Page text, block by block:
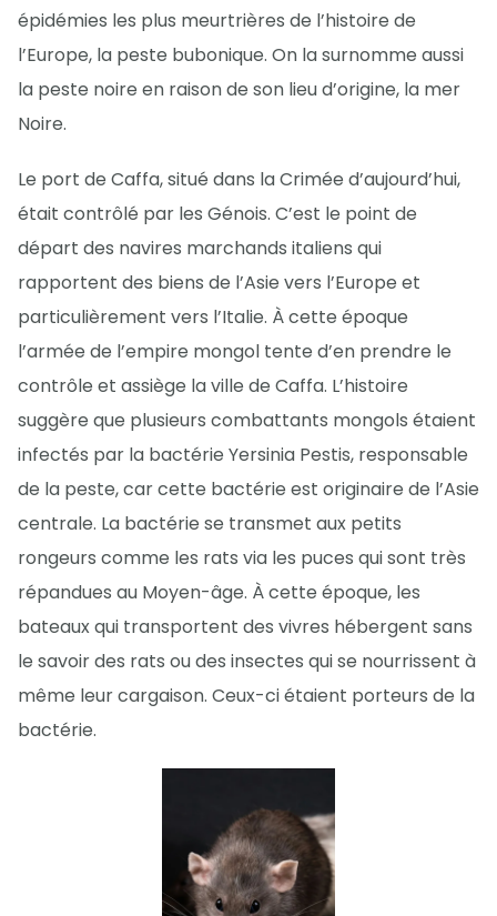
épidémies les plus meurtrières de l’histoire de
l’Europe, la peste bubonique. On la surnomme aussi
la peste noire en raison de son lieu d’origine, la mer
Noire.
Le port de Caffa, situé dans la Crimée d’aujourd’hui,
était contrôlé par les Génois. C’est le point de
départ des navires marchands italiens qui
rapportent des biens de l’Asie vers l’Europe et
particulièrement vers l’Italie. À cette époque
l’armée de l’empire mongol tente d’en prendre le
contrôle et assiège la ville de Caffa. L’histoire
suggère que plusieurs combattants mongols étaient
infectés par la bactérie Yersinia Pestis, responsable
de la peste, car cette bactérie est originaire de l’Asie
centrale. La bactérie se transmet aux petits
rongeurs comme les rats via les puces qui sont très
répandues au Moyen-âge. À cette époque, les
bateaux qui transportent des vivres hébergent sans
le savoir des rats ou des insectes qui se nourrissent à
même leur cargaison. Ceux-ci étaient porteurs de la
bactérie.